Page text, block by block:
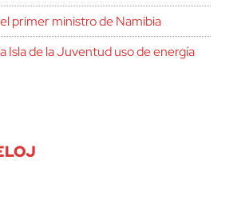
primer ministro de Namibia
Isla de la Juventud uso de energía